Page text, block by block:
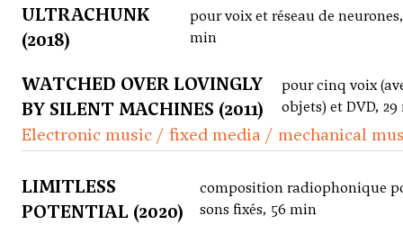
ULTRACHUNK
(2018)
pour voix et réseau de
min
WATCHED OVER LOVINGLY
BY SILENT MACHINES (2011)
pour cinq voix
objets) et DVD,
Electronic music / fixed media / mechanical
LIMITLESS
POTENTIAL (2020)
composition radiophonique
sons fixés, 56 min